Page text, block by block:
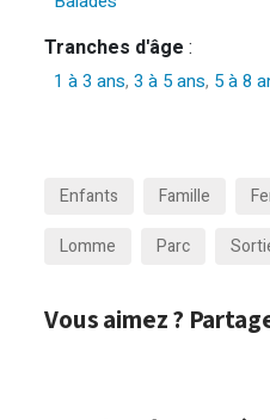
Tranches d'âge :
1 à 3 ans,3 à 5 ans, 5 à 8
Enfants Famille
Lomme
Parc
Vous aimez ?